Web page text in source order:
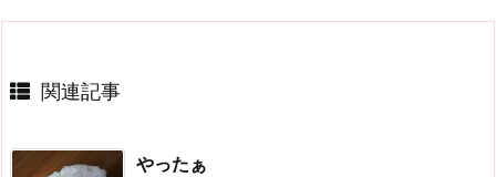
関連記事
やったぁ